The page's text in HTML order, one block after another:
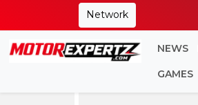
Network
NEWS
GAMES